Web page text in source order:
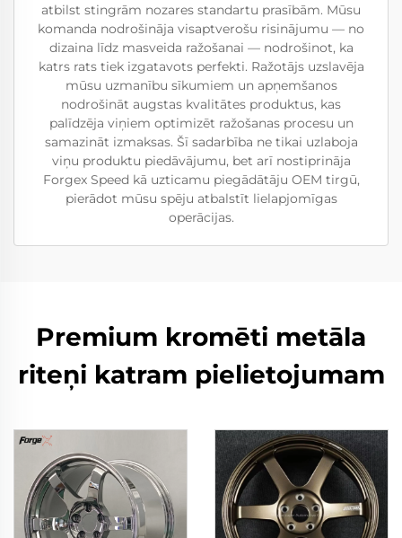
atbilst stingrām nozares standartu prasībām. Mūsu
komanda nodrošināja visaptverošu risinājumu — no
dizaina līdz masveida ražošanai — nodrošinot, ka
katrs rats tiek izgatavots perfekti. Ražotājs uzslavēja
mūsu uzmanību sīkumiem un apņemšanos
nodrošināt augstas kvalitātes produktus, kas
palīdzēja viņiem optimizēt ražošanas procesu un
samazināt izmaksas. Šī sadarbība ne tikai uzlaboja
viņu produktu piedāvājumu, bet arī nostiprināja
Forgex Speed kā uzticamu piegādātāju OEM tirgū,
pierādot mūsu spēju atbalstīt lielapjomīgas
operācijas.
Premium kromēti metāla
riteņi katram pielietojumam